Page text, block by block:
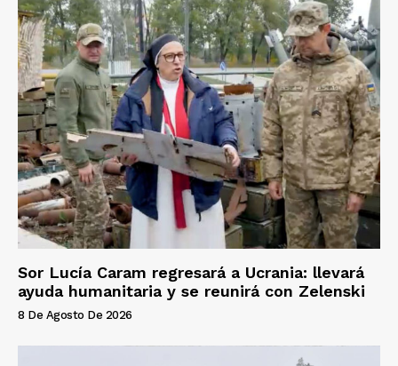
Sor Lucía Caram regresará a Ucrania: llevará
ayuda humanitaria y se reunirá con Zelenski
8 De Agosto De 2026